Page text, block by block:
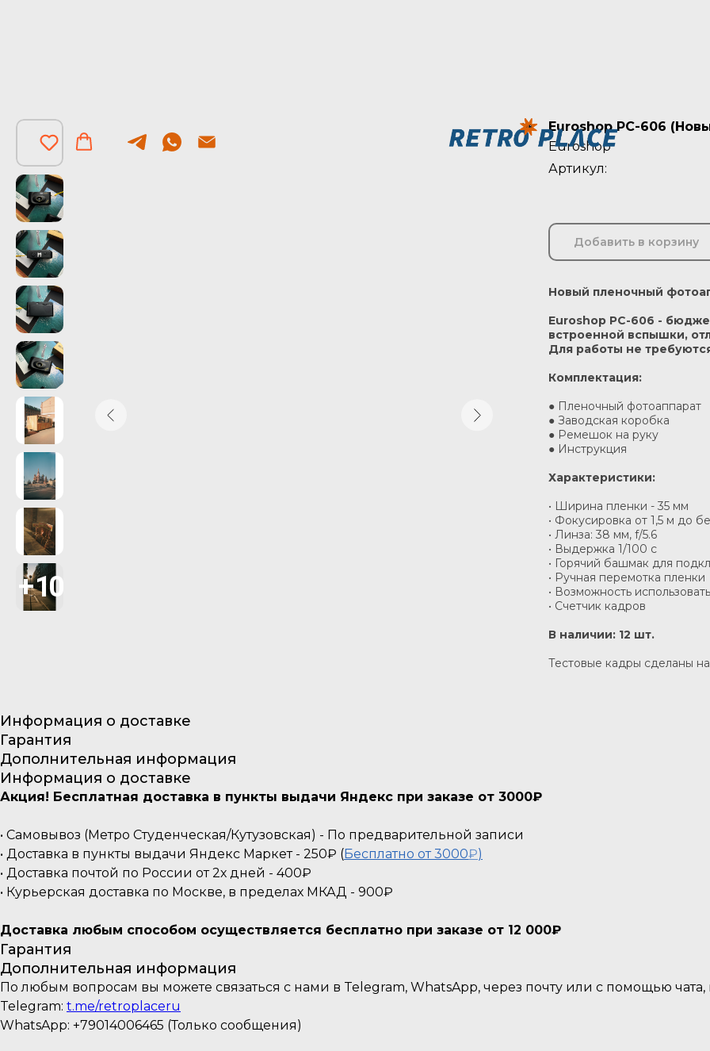
Euroshop PC-606
Euroshop
Артикул:
Добавить в корзину
Новый пленочный
Euroshop PC-606 -
встроенной вспышки,
Для работы не
Комплектация:
● Пленочный фотоаппарат
● Заводская коробка
● Ремешок на руку
● Инструкция
Характеристики:
• Ширина пленки - 35 мм
• Фокусировка от 1,5 м до
• Линза: 38 мм, f/5.6
• Выдержка 1/100 c
• Горячий башмак для
• Ручная перемотка пленки
• Возможность
• Счетчик кадров
В наличии: 12 шт.
Тестовые кадры сделаны
Информация о доставке
Гарантия
Дополнительная информация
Информация о доставке
Акция! Бесплатная доставка в пункты выдачи Яндекс при заказе от 3000₽
• Самовывоз (Метро Студенческая/Кутузовская) - По предварительной записи
• Доставка в пункты выдачи Яндекс Маркет - 250₽ (Бесплатно от 3000₽)
• Доставка почтой по России от 2х дней - 400₽
• Курьерская доставка по Москве, в пределах МКАД - 900₽
Доставка любым способом осуществляется бесплатно при заказе от 12 000₽
Гарантия
Дополнительная информация
По любым вопросам вы можете связаться с нами в Telegram, WhatsApp, через почту или с помощью чата,
Telegram: t.me/retroplaceru
WhatsApp: +79014006465 (Только сообщения)